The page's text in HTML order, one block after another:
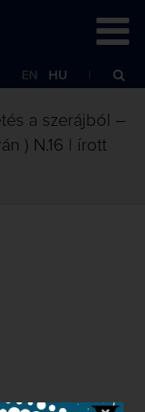
EN HU
a szerájból –
) N.16 | írott